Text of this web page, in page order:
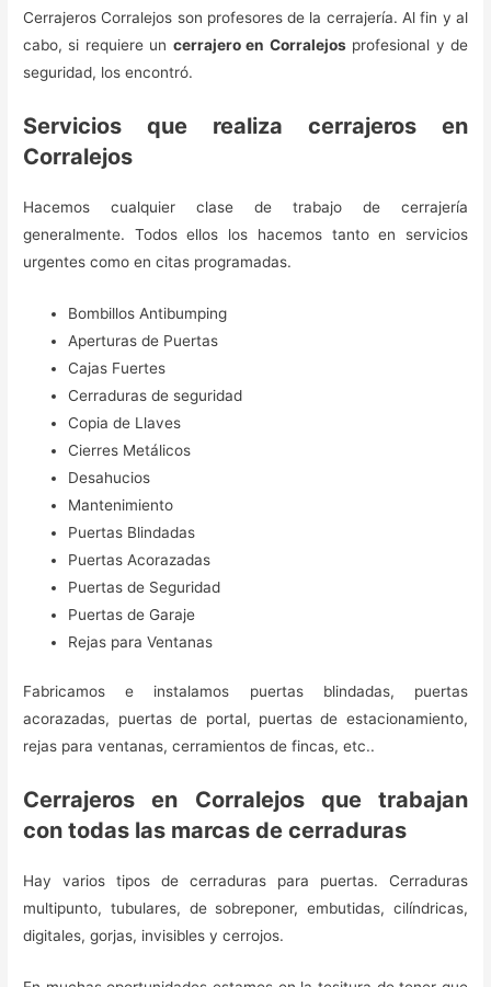
Cerrajeros Corralejos son profesores de la cerrajería. Al fin y al
cabo, si requiere un cerrajero en Corralejosprofesional y de
seguridad, los encontró.
Servicios que realiza cerrajeros en
Corralejos
Hacemos cualquier clase de trabajo de cerrajería
generalmente. Todos ellos los hacemos tanto en servicios
urgentes como en citas programadas.
Bombillos Antibumping
Aperturas de Puertas
Cajas Fuertes
Cerraduras de seguridad
Copia de Llaves
Cierres Metálicos
Desahucios
Mantenimiento
Puertas Blindadas
Puertas Acorazadas
Puertas de Seguridad
Puertas de Garaje
Rejas para Ventanas
Fabricamos e instalamos puertas blindadas, puertas
acorazadas, puertas de portal, puertas de estacionamiento,
rejas para ventanas, cerramientos de fincas, etc..
Cerrajeros en Corralejos que trabajan
con todas las marcas de cerraduras
Hay varios tipos de cerraduras para puertas. Cerraduras
multipunto, tubulares, de sobreponer, embutidas, cilíndricas,
digitales, gorjas, invisibles y cerrojos.